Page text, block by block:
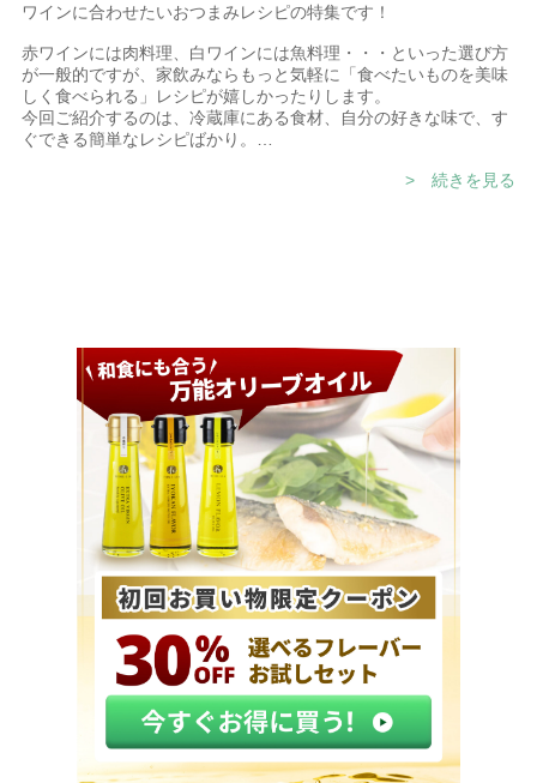
ワインに合わせたいおつまみレシピの特集です！
赤ワインには肉料理、白ワインには魚料理・・・といった選び方
が一般的ですが、家飲みならもっと気軽に「食べたいものを美味
しく食べられる」レシピが嬉しかったりします。
今回ご紹介するのは、冷蔵庫にある食材、自分の好きな味で、す
ぐできる簡単なレシピばかり。
> 続きを見る